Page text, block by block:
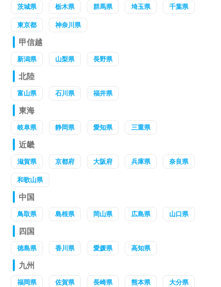
茨城県 栃木県 群馬県 埼玉県 千葉県
東京都 神奈川県
甲信越
新潟県 山梨県 長野県
北陸
富山県 石川県 福井県
東海
岐阜県 静岡県 愛知県 三重県
近畿
滋賀県 京都府 大阪府 兵庫県 奈良県
和歌山県
中国
鳥取県 島根県 岡山県 広島県 山口県
四国
徳島県 香川県 愛媛県 高知県
九州
福岡県 佐賀県 長崎県 熊本県 大分県